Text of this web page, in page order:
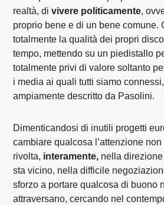
realtà, divivere politicamente,
proprio bene e di un bene comune.
totalmente la qualità dei propri
tempo, mettendo su un piedistallo
totalmente privi di valore soltanto
i media ai quali tutti siamo
ampiamente descritto da Pasolini.
Dimenticandosi di inutili progetti
cambiare qualcosa l’attenzione
rivolta, interamente, nella
sta vicino, nella difficile
sforzo a portare qualcosa di buono
attraversano, cercando nel